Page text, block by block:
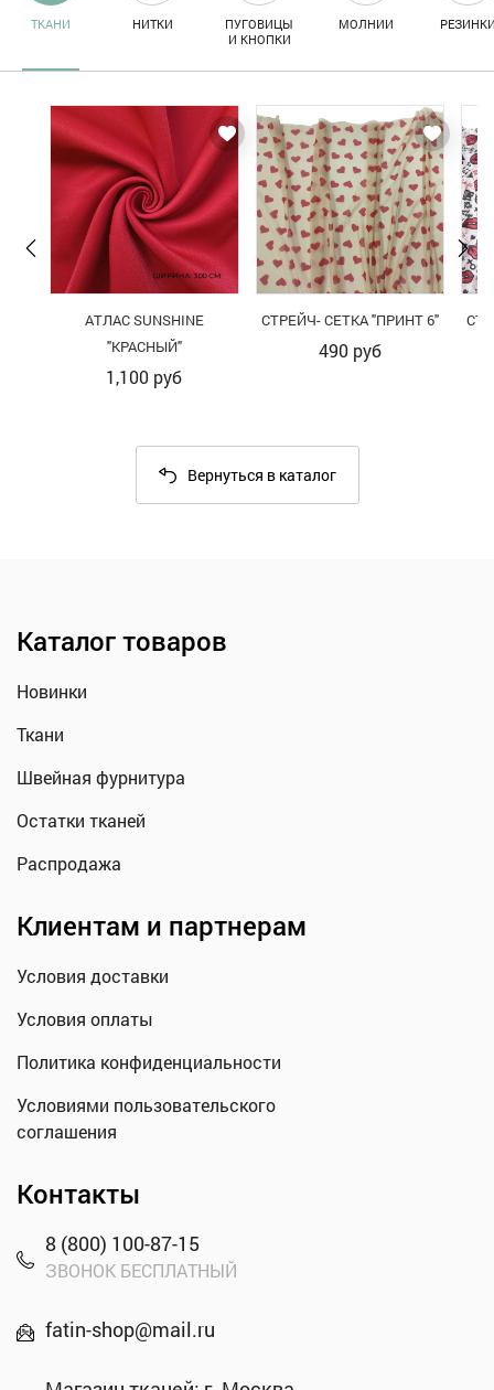
ТКАНИ НИТКИ
ПУГОВИЦЫ
И КНОПКИ
МОЛНИИ
АТЛАС SUNSHINE
"КРАСНЫЙ"
1,100 руб
СТРЕЙЧ- СЕТКА "ПРИНТ 6"
490руб
Вернуться в каталог
Каталог товаров
Новинки
Ткани
Швейная фурнитура
Остатки тканей
Распродажа
Клиентам и партнерам
Условия доставки
Условия оплаты
Политика конфиденциальности
Условиями пользовательского
соглашения
Контакты
8 (800) 100-87-15
ЗВОНОК БЕСПЛАТНЫЙ
fatin-shop@mail.ru